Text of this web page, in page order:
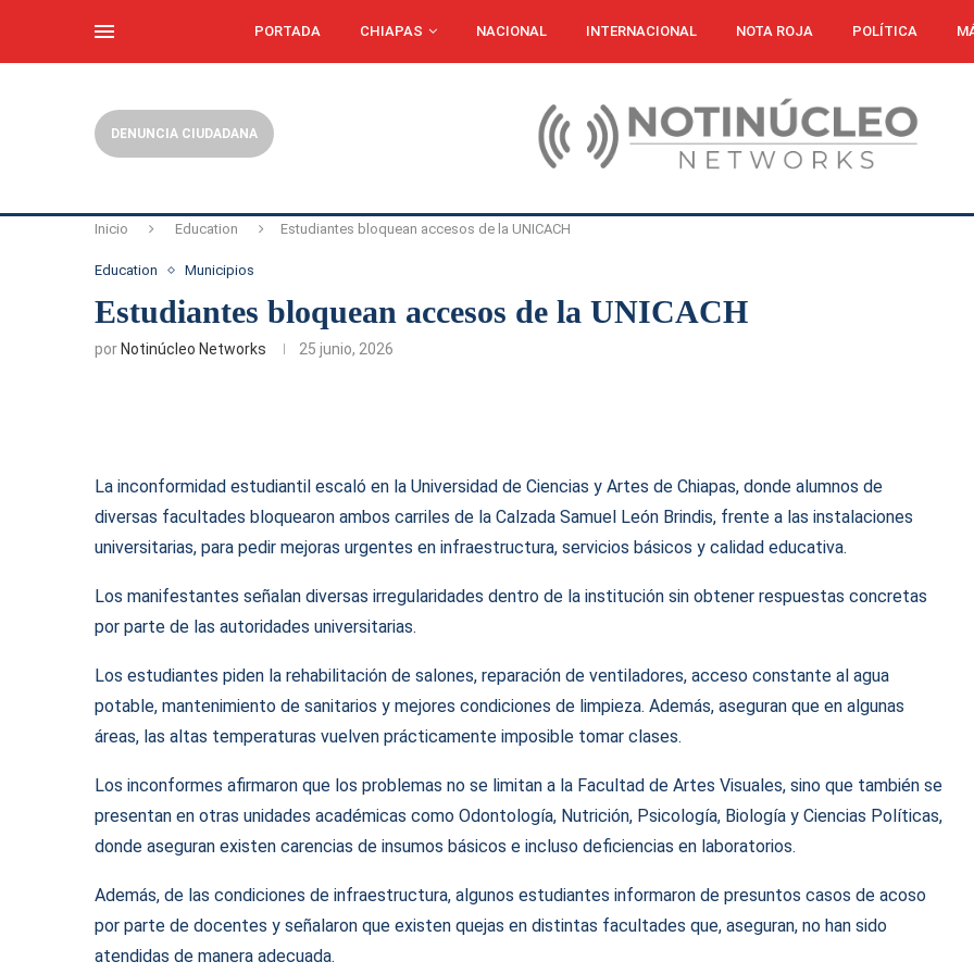
PORTADA CHIAPAS NACIONAL INTERNACIONAL NOTA ROJA POLÍTICA
DENUNCIA CIUDADANA
Inicio Education Estudiantes bloquean accesos de la UNICACH
Education Municipios
Estudiantes bloquean accesos de la UNICACH
por Notinúcleo Networks 25 junio, 2026
La inconformidad estudiantil escaló en la Universidad de Ciencias y Artes de Chiapas, donde alumnos de
diversas facultades bloquearon ambos carriles de la Calzada Samuel León Brindis, frente a las instalaciones
universitarias, para pedir mejoras urgentes en infraestructura, servicios básicos y calidad educativa.
Los manifestantes señalan diversas irregularidades dentro de la institución sin obtener respuestas concretas
por parte de las autoridades universitarias.
Los estudiantes piden la rehabilitación de salones, reparación de ventiladores, acceso constante al agua
potable, mantenimiento de sanitarios y mejores condiciones de limpieza. Además, aseguran que en algunas
áreas, las altas temperaturas vuelven prácticamente imposible tomar clases.
Los inconformes afirmaron que los problemas no se limitan a la Facultad de Artes Visuales, sino que también se
presentan en otras unidades académicas como Odontología, Nutrición, Psicología, Biología y Ciencias Políticas,
donde aseguran existen carencias de insumos básicos e incluso deficiencias en laboratorios.
Además, de las condiciones de infraestructura, algunos estudiantes informaron de presuntos casos de acoso
por parte de docentes y señalaron que existen quejas en distintas facultades que, aseguran, no han sido
atendidas de manera adecuada.